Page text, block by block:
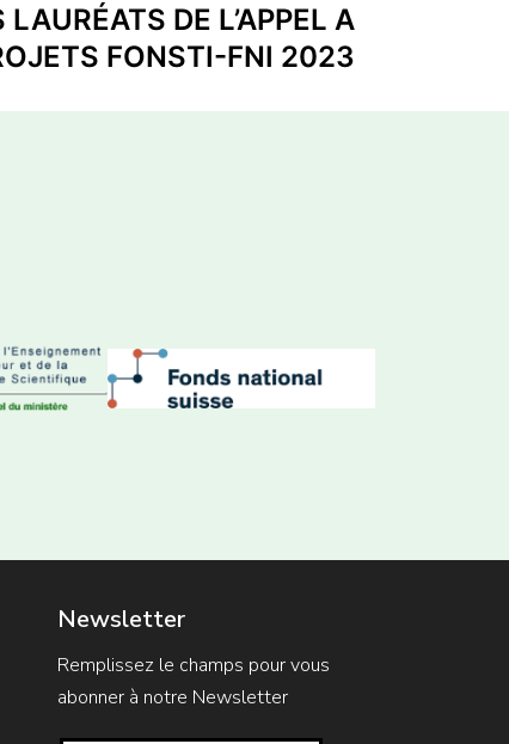
LAURÉATS DE L’APPEL A
FONSTI-FNI 2023
Newsletter
Remplissez le champs pour vous
abonner à notre Newsletter